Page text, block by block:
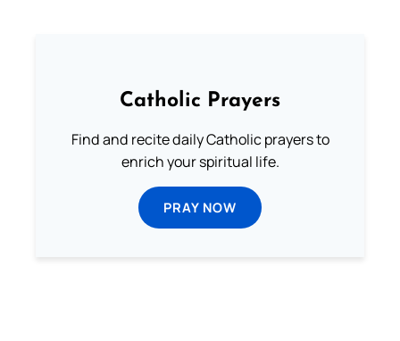
Catholic Prayers
Find and recite daily Catholic prayers to
enrich your spiritual life.
PRAY NOW